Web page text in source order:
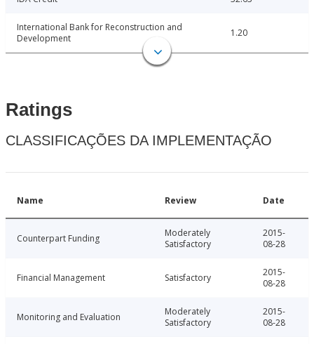
International Bank for Reconstruction and
Development
1.20
Ratings
CLASSIFICAÇÕES DA IMPLEMENTAÇÃO
Name Review Date
Counterpart Funding
Moderately
Satisfactory
2015-
08-28
Financial Management Satisfactory
2015-
08-28
Monitoring and Evaluation
Moderately
Satisfactory
2015-
08-28